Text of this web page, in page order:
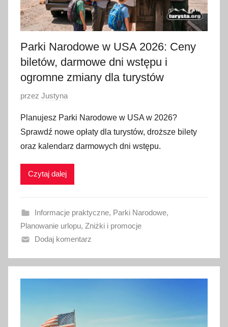
Parki Narodowe w USA 2026: Ceny
biletów, darmowe dni wstępu i
ogromne zmiany dla turystów
O
u
b
l
i
a
n
o
1
l
przez Justyna
Planujesz Parki Narodowe w USA w 2026?
Sprawdź nowe opłaty dla turystów, droższe bilety
oraz kalendarz darmowych dni wstępu.
Czytaj dalej
Informacje praktyczne, Parki Narodowe,
Planowanie urlopu, Zniżki i promocje
Dodaj komentarz